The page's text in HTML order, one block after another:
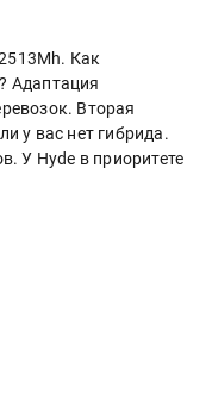
Как
Адаптация
Вторая
у вас нет гибрида.
У Hyde в приоритете